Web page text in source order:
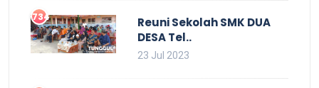
734
Reuni Sekolah SMK DUA
DESA Tel..
23 Jul 2023